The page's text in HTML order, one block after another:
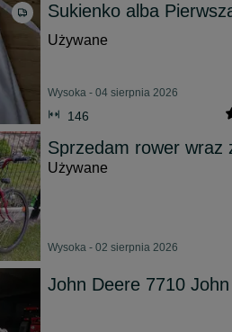
Sukienko alba
Używane
Wysoka - 04 sierpnia 2026
146
Sprzedam rower wraz
Używane
Wysoka - 02 sierpnia 2026
John Deere 7710